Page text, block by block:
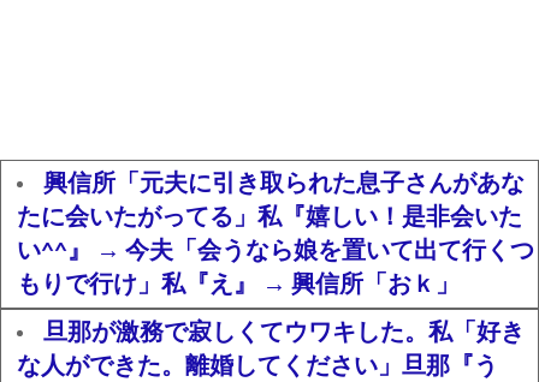
興信所「元夫に引き取られた息子さんがあな
たに会いたがってる」私『嬉しい！是非会いた
い^^』 → 今夫「会うなら娘を置いて出て行くつ
もりで行け」私『え』 → 興信所「おｋ」
旦那が激務で寂しくてウワキした。私「好き
な人ができた。離婚してください」旦那『う